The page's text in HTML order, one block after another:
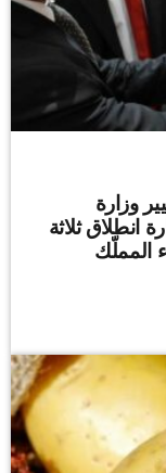
وزارة
انطلاق ثلاثة
المملّك